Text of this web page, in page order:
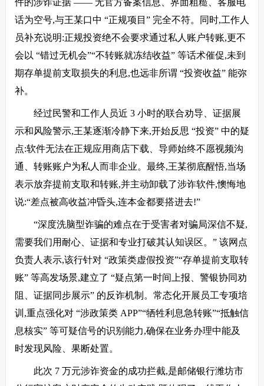
件的涉诈证据 —— 无官方备案信息、界面粗糙、客服电
话为空号,与王某口中 “正规项目” 完全不符。同时,工作人
员补充说明:正规投资绝不会要求通过私人账户转账,更不
会以 “错过无机会”“不转账就冻结收益” 等话术催促,未到
期存单提前支取损失的利息,也远非所谓 “投资收益” 能弥
补。
经过民警和工作人员近 3 小时的联合劝导、证据展
示和风险警示,王某逐渐冷静下来,开始反思 “投资” 中的疑
点:软件无法在正规应用商店下载、导师始终不愿视频沟
通、转账账户为私人而非企业。最终,王某彻底醒悟,当场
表示放弃提前支取和转账,并主动卸载了涉诈软件,懊悔地
说:“差点被高收益冲昏头,连本金都要搭进去!”
“深度洗脑型诈骗的难点在于受害者对骗局深信不疑,
需要我们用耐心、证据和专业打破其认知误区。” 该网点
负责人表示,该行针对 “政策类虚假投资”“存单提前支取转
账” 等高发场景,建立了 “疑点第一时间上报、警银协同劝
阻、证据同步展示” 的反诈机制。常态化开展员工专项培
训,重点强化对 “涉政策类 APP”“牺牲利息急转账”“抵触信
息核实” 等可疑信号的识别能力,确保在业务办理中能及
时发现风险、果断处置。
此次 7 万元涉诈资金的成功拦截,是邮储银行潍坊市